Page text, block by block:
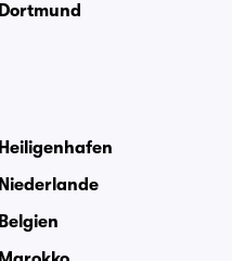
Dortmund
Heiligenhafen
Niederlande
Belgien